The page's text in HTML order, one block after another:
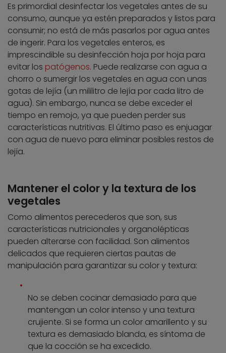
Es primordial desinfectar los vegetales antes de su
consumo, aunque ya estén preparados y listos para
consumir; no está de más pasarlos por agua antes
de ingerir. Para los vegetales enteros, es
imprescindible su desinfección hoja por hoja para
evitar los patógenos. Puede realizarse con agua a
chorro o sumergir los vegetales en agua con unas
gotas de lejía (un mililitro de lejía por cada litro de
agua). Sin embargo, nunca se debe exceder el
tiempo en remojo, ya que pueden perder sus
características nutritivas. El último paso es enjuagar
con agua de nuevo para eliminar posibles restos de
lejía.
Mantener el color y la textura de los
vegetales
Como alimentos perecederos que son, sus
características nutricionales y organolépticas
pueden alterarse con facilidad. Son alimentos
delicados que requieren ciertas pautas de
manipulación para garantizar su color y textura:
No se deben cocinar demasiado para que
mantengan un color intenso y una textura
crujiente. Si se forma un color amarillento y su
textura es demasiado blanda, es síntoma de
que la cocción se ha excedido.